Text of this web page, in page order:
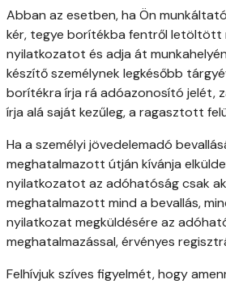
Abban az esetben, ha Ön
kér, tegye borítékba fentről letöltött
nyilatkozatot és adja át
készítő személynek legkésőbb
borítékra írja rá adóazonosító jelét,
írja alá saját kezűleg, a ragasztott
Ha a személyi jövedelemadó
meghatalmazott útján kívánja
nyilatkozatot az adóhatóság csak
meghatalmazott mind a bevallás,
nyilatkozat megküldésére az
meghatalmazással, érvényes
Felhívjuk szíves figyelmét, hogy